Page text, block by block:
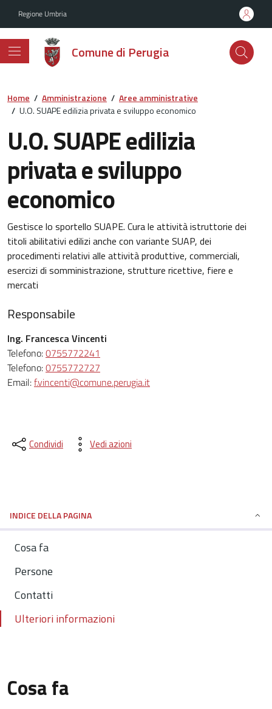
Regione Umbria
Comune di Perugia
Home / Amministrazione / Aree amministrative
/ U.O. SUAPE edilizia privata e sviluppo economico
U.O. SUAPE edilizia
privata e sviluppo
economico
Gestisce lo sportello SUAPE. Cura le attività istruttorie dei
titoli abilitativi edilizi anche con variante SUAP, dei
procedimenti relativi alle attività produttive, commerciali,
esercizi di somministrazione, strutture ricettive, fiere e
mercati
Responsabile
Ing. Francesca Vincenti
Telefono:0755772241
Telefono:0755772727
Email:f.vincenti@comune.perugia.it
Condividi Vedi azioni
INDICE DELLA PAGINA
Cosa fa
Persone
Contatti
Ulteriori informazioni
Cosa fa